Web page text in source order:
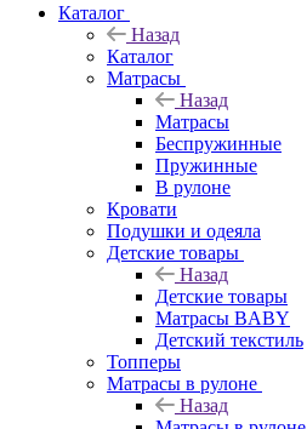
Каталог
Назад
Каталог
Матрасы
Назад
Матрасы
Беспружинные
Пружинные
В рулоне
Кровати
Подушки и одеяла
Детские товары
Назад
Детские товары
Матрасы BABY
Детский текстиль
Топперы
Матрасы в рулоне
Назад